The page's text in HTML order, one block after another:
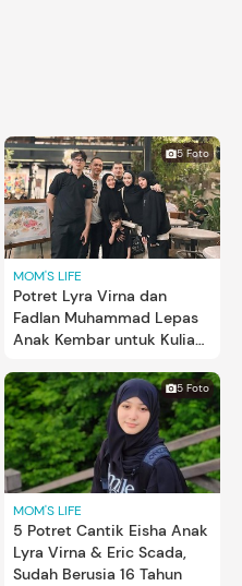
5 Foto
MOM'S LIFE
Potret Lyra Virna dan
Fadlan Muhammad Lepas
Anak Kembar untuk Kuliah
5 Foto
MOM'S LIFE
5 Potret Cantik Eisha Anak
Lyra Virna & Eric Scada,
Sudah Berusia 16 Tahun